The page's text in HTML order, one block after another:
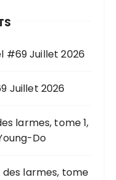
#69 Juillet 2026
Juillet 2026
larmes, tome 1,
Do
des larmes, tome